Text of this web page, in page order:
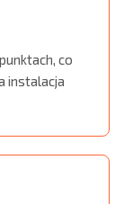
co
instalacja